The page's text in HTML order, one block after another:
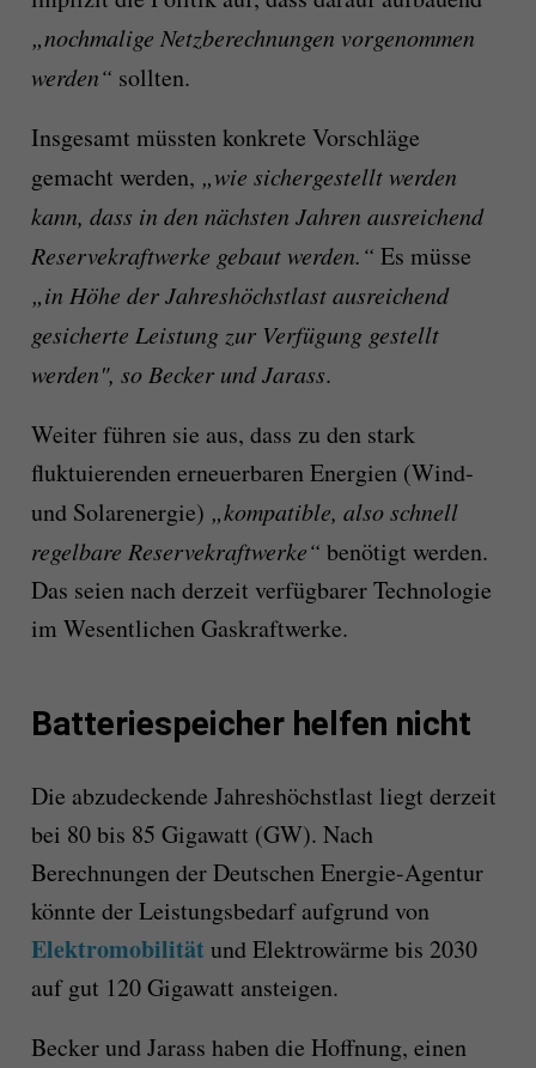
„nochmalige Netzbe­rechnungen vorgenommen
werden“ sollten.
Insgesamt müssten konkrete Vorschläge
gemacht werden, „wie sichergestellt werden
kann, dass in den nächsten Jahren ausreichend
Reservekraftwerke gebaut werden.“ Es müsse
„in Höhe der Jahreshöchstlast ausreichend
gesicherte Leistung zur Verfügung gestellt
werden", so Becker und Jarass.
Weiter führen sie aus, dass zu den stark
fluktu­ierenden erneuerbaren Energien (Wind‑
und Solarenergie) „kompatible, also schnell
regelbare Reservekraftwerke“ benötigt werden.
Das seien nach derzeit verfügbarer Technologie
im Wesentlichen Gaskraftwerke.
Batteriespeicher helfen nicht
Die abzudeckende Jahreshöchstlast liegt derzeit
bei 80 bis 85 Gigawatt (GW). Nach
Berechnungen der Deutschen Energie-Agentur
könnte der Leistungsbedarf aufgrund von
Elektromobilität und Elekt­rowärme bis 2030
auf gut 120 Gigawatt ansteigen.
Becker und Jarass haben die Hoffnung, einen